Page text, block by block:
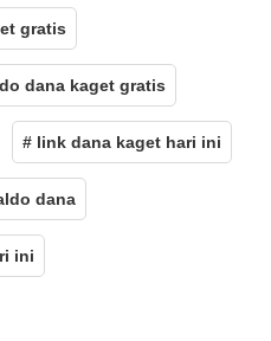
gratis
dana kaget gratis
# link dana kaget hari ini
dana
ini